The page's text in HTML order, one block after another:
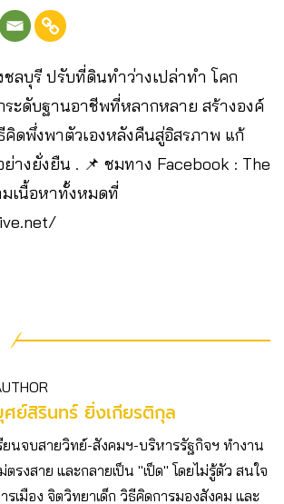
ชลบุรี ปรับที่ดินทำว่างเปล่าทำ โคก
ะดับฐานอาชีพที่หลากหลาย สร้างองค์
คิดพึ่งพาตัวเองหลังคืนสู่อิสรภาพ แก้
งยั่งยืน . 📌 ชมทาง Facebook : The
เนื้อหาทั้งหมดที่
ย์สิรินทร์ ยิ่งเกียรติกุล
ยนจบสายวิทย์-สังคมฯ-บริหารรัฐกิจฯ ทำงาน
ตรงสาย และกลายเป็น "เป็ด" โดยไม่รู้ตัว สนใจ
รเมือง จิตวิทยาเด็ก วิธีคิดการมองสังคม และ